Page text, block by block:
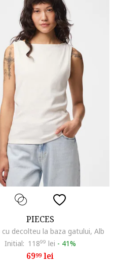
PIECES
cu decolteu la baza gatului, Alb
Initial: 11899 lei - 41%
6999lei